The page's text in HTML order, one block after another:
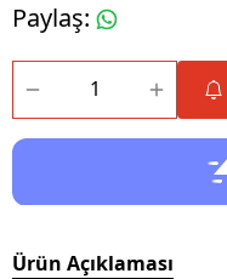
Paylaş:
Ürün Açıklaması